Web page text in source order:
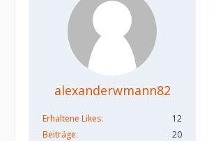
alexanderwmann82
Erhaltene Likes
12
Beiträge
20